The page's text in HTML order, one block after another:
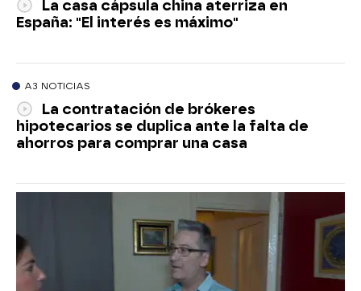
La casa cápsula china aterriza en
España: "El interés es máximo"
A3 NOTICIAS
La contratación de brókeres
hipotecarios se duplica ante la falta de
ahorros para comprar una casa